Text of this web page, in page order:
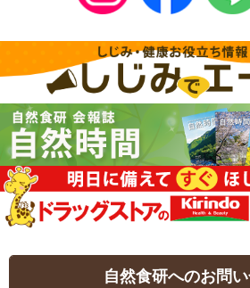
自然食研へのお問